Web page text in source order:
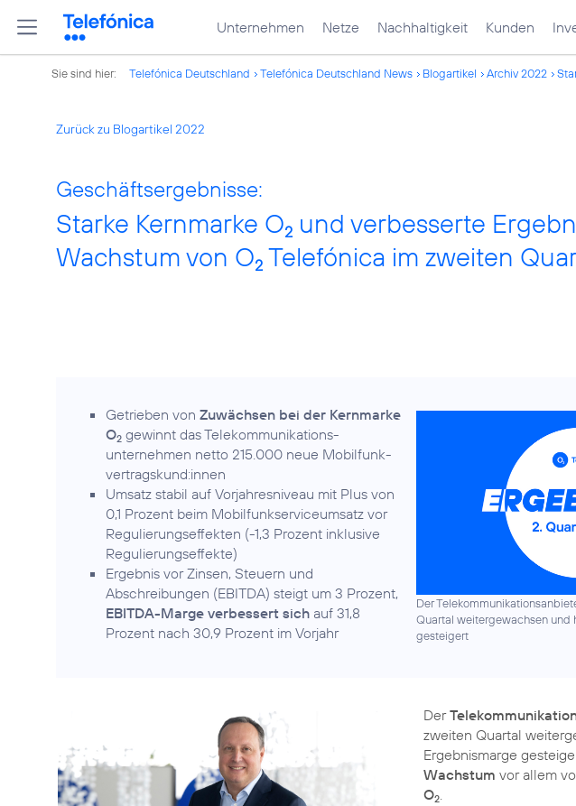
Unternehmen Netze Nachhaltigkeit Kunden
Sie sind hier: Telefónica Deutschland Telefónica Deutschland News Blogartikel Archiv 2022
Zurück zu Blogartikel 2022
Geschäftsergebnisse:
Starke Kernmarke O2 und verbesserte
Wachstum von O2 Telefónica im zweiten
Der
Quartal weitergewachsen und
gesteigert
Getrieben von Zuwächsen bei der Kernmarke
O2 gewinnt das Telekommunikations­
unternehmen netto 215.000 neue Mobilfunk­
vertragskund:innen
Umsatz stabil auf Vorjahresniveau mit Plus von
0,1 Prozent beim Mobilfunkserviceumsatz vor
Regulierungseffekten (-1,3 Prozent inklusive
Regulierungseffekte)
Ergebnis vor Zinsen, Steuern und
Abschreibungen (EBITDA) steigt um 3 Prozent,
EBITDA-Marge verbessert sich auf 31,8
Prozent nach 30,9 Prozent im Vorjahr
Der
zweiten Quartal
Ergebnismarge
Wachstum vor allem
O2.